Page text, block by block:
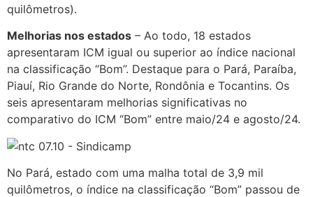
quilômetros).
Melhorias nos estados – Ao todo, 18 estados
apresentaram ICM igual ou superior ao índice nacional
na classificação “Bom”. Destaque para o Pará, Paraíba,
Piauí, Rio Grande do Norte, Rondônia e Tocantins. Os
seis apresentaram melhorias significativas no
comparativo do ICM “Bom” entre maio/24 e agosto/24.
No Pará, estado com uma malha total de 3,9 mil
quilômetros, o índice na classificação “Bom” passou de